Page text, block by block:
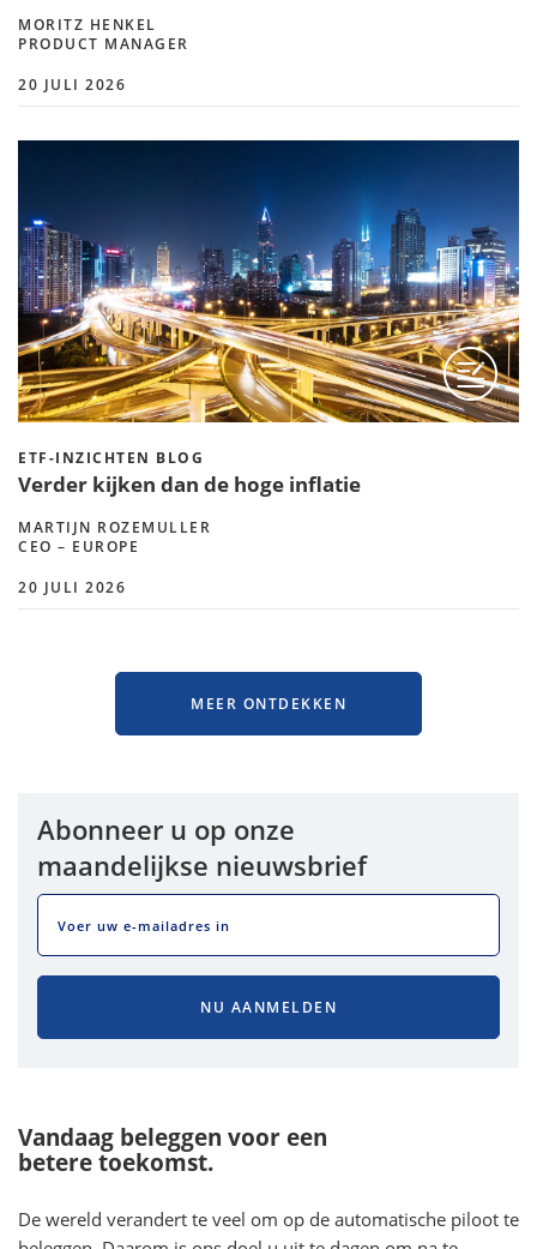
MORITZ HENKEL
PRODUCT MANAGER
20 JULI 2026
ETF-INZICHTEN BLOG
Verder kijken dan de hoge inflatie
MARTIJN ROZEMULLER
CEO – EUROPE
20 JULI 2026
MEER ONTDEKKEN
Abonneer u op onze
maandelijkse nieuwsbrief
EMAIL
NU AANMELDEN
Vandaag beleggen voor een
betere toekomst.
De wereld verandert te veel om op de automatische piloot te